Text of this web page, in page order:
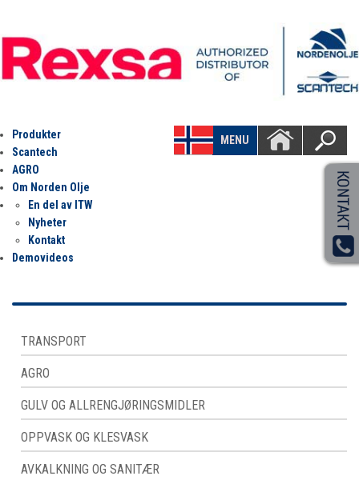
MENU
Produkter
Scantech
AGRO
Om Norden Olje
En del av ITW
Nyheter
Kontakt
Demovideos
TRANSPORT
AGRO
GULV OG ALLRENGJØRINGSMIDLER
OPPVASK OG KLESVASK
AVKALKNING OG SANITÆR